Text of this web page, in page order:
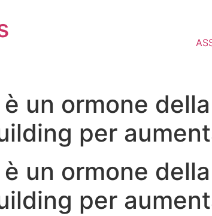
è un ormone
per
è un ormone
per